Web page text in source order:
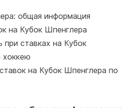
общая информация
на Кубок Шпенглера
при ставках на Кубок
хоккею
на Кубок Шпенглера по